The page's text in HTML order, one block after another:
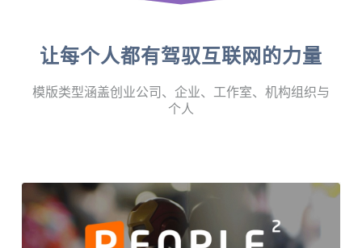
让每个人都有驾驭互联网的力量
模版类型涵盖创业公司、企业、工作室、机构组织与
个人